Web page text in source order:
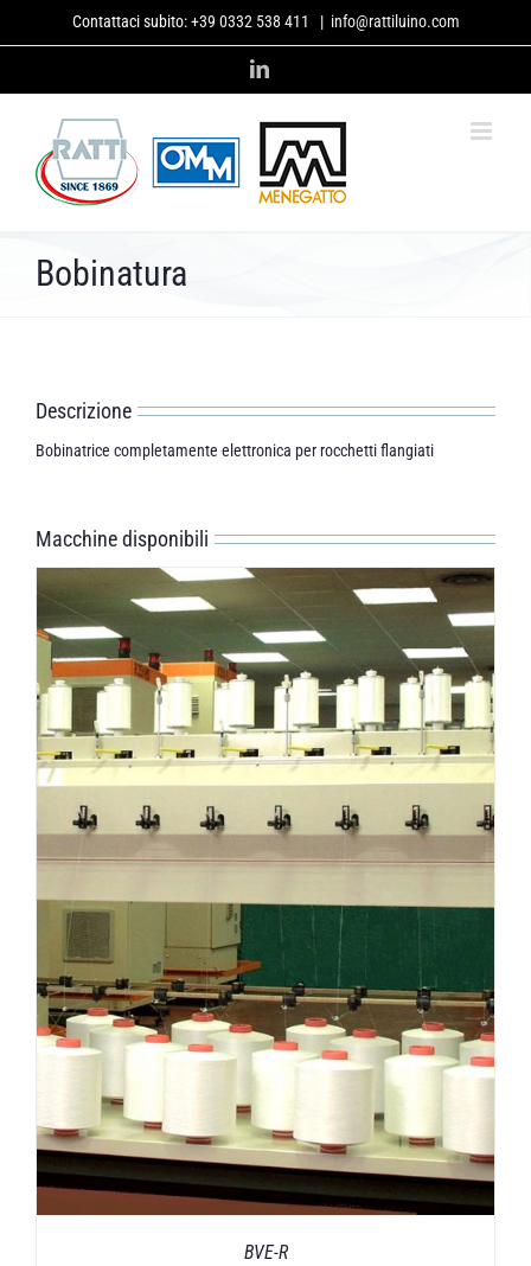
Contattaci subito:+39 0332 538 411 | info@rattiluino.com
LinkedIn
Bobinatura
Descrizione
Bobinatrice completamente elettronica per rocchetti flangiati
Macchine disponibili
BVE-R